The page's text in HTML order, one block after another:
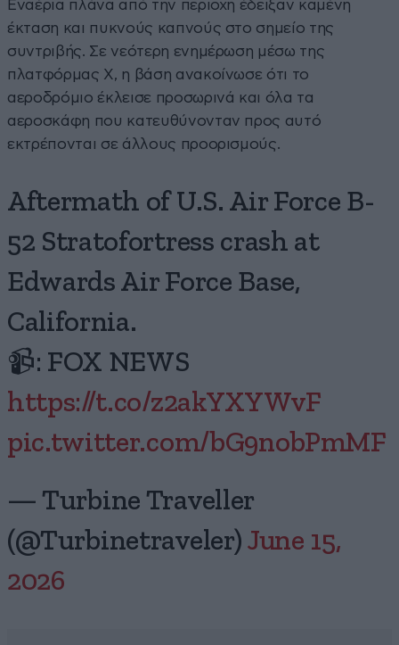
Εναέρια πλάνα από την περιοχή έδειξαν καμένη
έκταση και πυκνούς καπνούς στο σημείο της
συντριβής. Σε νεότερη ενημέρωση μέσω της
πλατφόρμας X, η βάση ανακοίνωσε ότι το
αεροδρόμιο έκλεισε προσωρινά και όλα τα
αεροσκάφη που κατευθύνονταν προς αυτό
εκτρέπονται σε άλλους προορισμούς.
Aftermath of U.S. Air Force B-
52 Stratofortress crash at
Edwards Air Force Base,
California.
📹: FOX NEWS
https://t.co/z2akYXYWvF
pic.twitter.com/bG9nobPmMF
— Turbine Traveller
(@Turbinetraveler) June 15,
2026